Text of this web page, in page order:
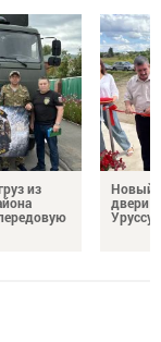
из
Новый
двери
Уруссу